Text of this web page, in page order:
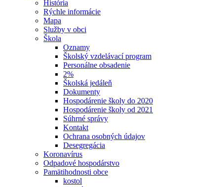
História
Rýchle informácie
Mapa
Služby v obci
Škola
Oznamy
Školský vzdelávací program
Personálne obsadenie
2%
Školská jedáleň
Dokumenty
Hospodárenie školy do 2020
Hospodárenie školy od 2021
Súhrné správy
Kontakt
Ochrana osobných údajov
Desegregácia
Koronavírus
Odpadové hospodárstvo
Pamätihodnosti obce
kostol